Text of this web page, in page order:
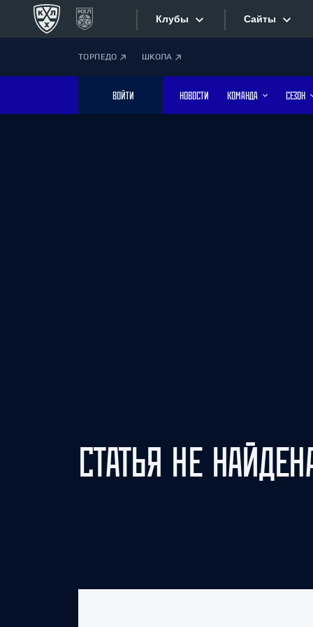
Клубы
Дивизион Боброва
Лада
Сайты
ТОРПЕДО ШКОЛА
ВОЙТИ НОВОСТИ КОМАНДА СЕЗОН
СТАТЬЯ НЕ